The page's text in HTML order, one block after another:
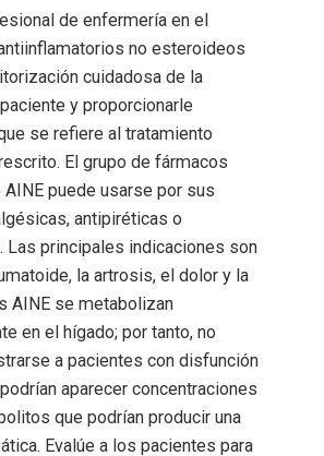
de enfermería en el
no esteroideos
cuidadosa de la
y proporcionarle
se refiere al tratamiento
El grupo de fármacos
puede usarse por sus
antipiréticas o
Las principales indicaciones son
la artrosis, el dolor y la
AINE se metabolizan
en el hígado; por tanto, no
a pacientes con disfunción
aparecer concentraciones
que podrían producir una
Evalúe a los pacientes para